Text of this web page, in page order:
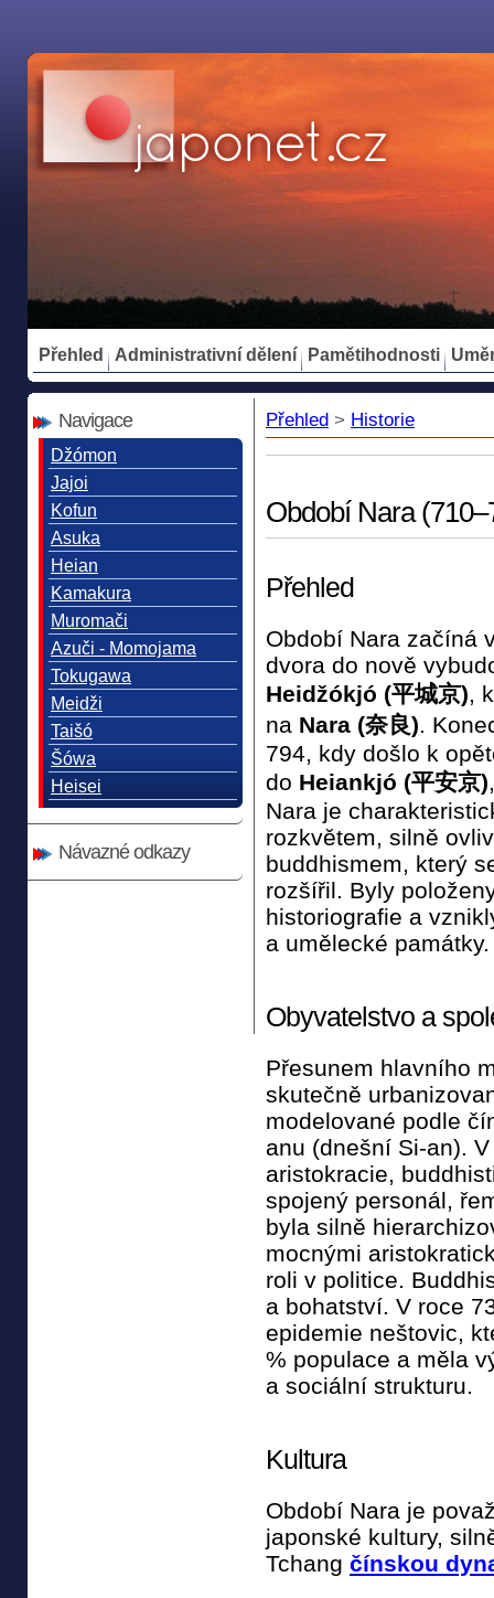
Přehled Administrativní dělení Pamětihodnosti
Navigace
Džómon
Jajoi
Kofun
Asuka
Heian
Kamakura
Muromači
Azuči - Momojama
Tokugawa
Meidži
Taišó
Šówa
Heisei
Návazné odkazy
Přehled > Historie
Období Nara
Přehled
Období Nara začíná
dvora do nově
Heidžókjó (平城京),
na Nara (奈良).
794, kdy došlo k
do Heiankjó (平安京)
Nara je
rozkvětem, silně
buddhismem, který
rozšířil. Byly
historiografie a
a umělecké památky.
Obyvatelstvo a
Přesunem hlavního
skutečně
modelované podle
anu (dnešní Si-an).
aristokracie,
spojený personál,
byla silně
mocnými
roli v politice.
a bohatství. V roce
epidemie neštovic,
% populace a měla
a sociální strukturu.
Kultura
Období Nara je
japonské kultury,
Tchang čínskou